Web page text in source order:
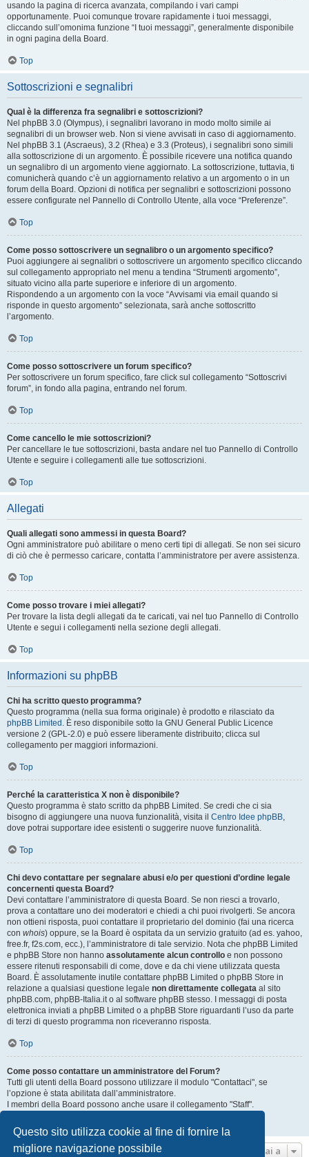
Questo sito utilizza cookie al fine di fornire la
migliore navigazione possibile
usando la pagina di ricerca avanzata, compilando i vari campi
opportunamente. Puoi comunque trovare rapidamente i tuoi messaggi,
cliccando sull’omonima funzione “I tuoi messaggi”, generalmente disponibile
in ogni pagina della Board.
Top
Sottoscrizioni e segnalibri
Qual è la differenza fra segnalibri e sottoscrizioni?
Nel phpBB 3.0 (Olympus), i segnalibri lavorano in modo molto simile ai
segnalibri di un browser web. Non si viene avvisati in caso di aggiornamento.
Nel phpBB 3.1 (Ascraeus), 3.2 (Rhea) e 3.3 (Proteus), i segnalibri sono simili
alla sottoscrizione di un argomento. È possibile ricevere una notifica quando
un segnalibro di un argomento viene aggiornato. La sottoscrizione, tuttavia, ti
comunicherà quando c’è un aggiornamento relativo a un argomento o in un
forum della Board. Opzioni di notifica per segnalibri e sottoscrizioni possono
essere configurate nel Pannello di Controllo Utente, alla voce “Preferenze”.
Top
Come posso sottoscrivere un segnalibro o un argomento specifico?
Puoi aggiungere ai segnalibri o sottoscrivere un argomento specifico cliccando
sul collegamento appropriato nel menu a tendina “Strumenti argomento”,
situato vicino alla parte superiore e inferiore di un argomento.
Rispondendo a un argomento con la voce “Avvisami via email quando si
risponde in questo argomento” selezionata, sarà anche sottoscritto
l’argomento.
Top
Come posso sottoscrivere un forum specifico?
Per sottoscrivere un forum specifico, fare click sul collegamento “Sottoscrivi
forum”, in fondo alla pagina, entrando nel forum.
Top
Come cancello le mie sottoscrizioni?
Per cancellare le tue sottoscrizioni, basta andare nel tuo Pannello di Controllo
Utente e seguire i collegamenti alle tue sottoscrizioni.
Top
Allegati
Quali allegati sono ammessi in questa Board?
Ogni amministratore può abilitare o meno certi tipi di allegati. Se non sei sicuro
di ciò che è permesso caricare, contatta l’amministratore per avere assistenza.
Top
Come posso trovare i miei allegati?
Per trovare la lista degli allegati da te caricati, vai nel tuo Pannello di Controllo
Utente e segui i collegamenti nella sezione degli allegati.
Top
Informazioni su phpBB
Chi ha scritto questo programma?
Questo programma (nella sua forma originale) è prodotto e rilasciato da
phpBB Limited . È reso disponibile sotto la GNU General Public Licence
versione 2 (GPL-2.0) e può essere liberamente distribuito; clicca sul
collegamento per maggiori informazioni.
Top
Perché la caratteristica X non è disponibile?
Questo programma è stato scritto da phpBB Limited. Se credi che ci sia
bisogno di aggiungere una nuova funzionalità, visita il Centro Idee phpBB,
dove potrai supportare idee esistenti o suggerire nuove funzionalità.
Top
Chi devo contattare per segnalare abusi e/o per questioni d’ordine legale
concernenti questa Board?
Devi contattare l’amministratore di questa Board. Se non riesci a trovarlo,
prova a contattare uno dei moderatori e chiedi a chi puoi rivolgerti. Se ancora
non ottieni risposta, puoi contattare il proprietario del dominio (fai una ricerca
con whois) oppure, se la Board è ospitata da un servizio gratuito (ad es. yahoo,
free.fr, f2s.com, ecc.), l’amministratore di tale servizio. Nota che phpBB Limited
e phpBB Store non hanno assolutamente alcun controllo e non possono
essere ritenuti responsabili di come, dove e da chi viene utilizzata questa
Board. È assolutamente inutile contattare phpBB Limited o phpBB Store in
relazione a qualsiasi questione legale non direttamente collegata al sito
phpBB.com, phpBB-Italia.it o al software phpBB stesso. I messaggi di posta
elettronica inviati a phpBB Limited o a phpBB Store riguardanti l’uso da parte
di terzi di questo programma non riceveranno risposta.
Top
Come posso contattare un amministratore del Forum?
Tutti gli utenti della Board possono utilizzare il modulo "Contattaci", se
l’opzione è stata abilitata dall’amministratore.
I membri della Board possono anche usare il collegamento "Staff".
Top
Vai a